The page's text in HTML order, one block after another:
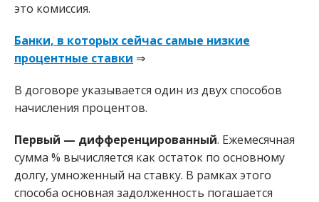
это комиссия.
Банки, в которых сейчас самые низкие
процентные ставки ⇒
В договоре указывается один из двух способов
начисления процентов.
Первый — дифференцированный. Ежемесячная
сумма % вычисляется как остаток по основному
долгу, умноженный на ставку. В рамках этого
способа основная задолженность погашается